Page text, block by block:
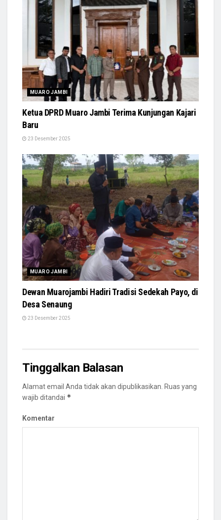
MUARO JAMBI
Ketua DPRD Muaro Jambi Terima Kunjungan Kajari
Baru
23 Desember 2025
MUARO JAMBI
Dewan Muarojambi Hadiri Tradisi Sedekah Payo, di
Desa Senaung
23 Desember 2025
Tinggalkan Balasan
Alamat email Anda tidak akan dipublikasikan. Ruas yang
wajib ditandai *
Komentar